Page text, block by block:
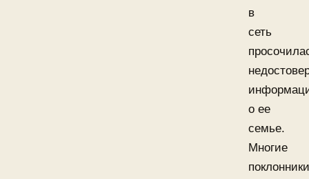
в
сеть
о ее
семье.
Многие
поклонники